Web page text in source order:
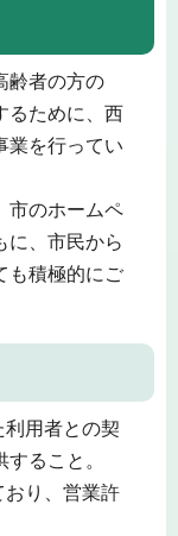
齢者の方の
るために、西
業を行ってい
市のホームペ
に、市民から
も積極的にご
利用者との契
ること。
おり、営業許